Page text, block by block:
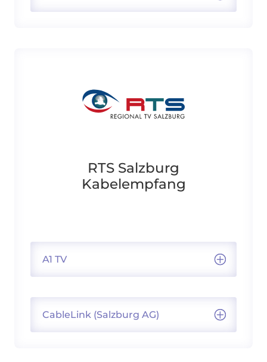
RTS Salzburg
Kabelempfang
A1 TV
CableLink (Salzburg AG)